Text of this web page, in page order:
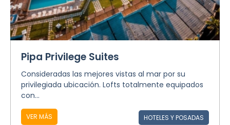
Pipa Privilege Suites
Consideradas las mejores vistas al mar por su
privilegiada ubicación. Lofts totalmente equipados
con...
VER MÁS HOTELES Y POSADAS